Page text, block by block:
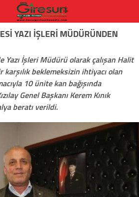
YAZI IŞLERI MÜDÜRÜNDEN
Yazı İşleri Müdürü olarak çalışan Halit
karşılık beklemeksizin ihtiyacı olan
10 ünite kan bağışında
Genel Başkanı Kerem Kınık
beratı verildi.